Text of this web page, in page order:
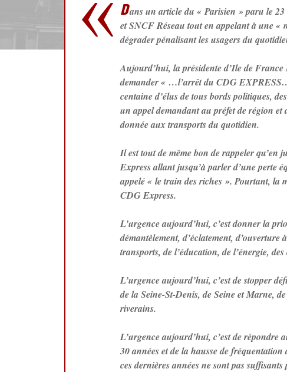
Dans un article du « Parisien » paru le 23
et SNCF Réseau tout en appelant à une
dégrader pénalisant les usagers du
Aujourd’hui, la présidente d’Ile de
demander « …l’arrêt du CDG
centaine d’élus de tous bords politiques,
un appel demandant au préfet de région
donnée aux transports du quotidien.
Il est tout de même bon de rappeler
Express allant jusqu’à parler d’une perte
appelé « le train des riches ». Pourtant, la
CDG Express.
L’urgence aujourd’hui, c’est donner la
démantèlement, d’éclatement,
transports, de l’éducation, de l’énergie,
L’urgence aujourd’hui, c’est de stopper
de la Seine-St-Denis, de Seine et Marne,
riverains.
L’urgence aujourd’hui, c’est de répondre
30 années et de la hausse de
ces dernières années ne sont pas